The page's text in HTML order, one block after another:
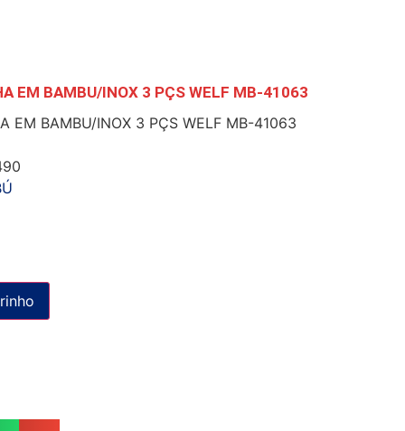
EM BAMBU/INOX 3 PÇS WELF MB-41063
EM BAMBU/INOX 3 PÇS WELF MB-41063